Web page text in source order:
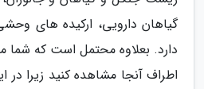
گیاهان دارویی، ارکیده های
دارد. بعلاوه محتمل است که شما
اطراف آنجا مشاهده کنید زیرا